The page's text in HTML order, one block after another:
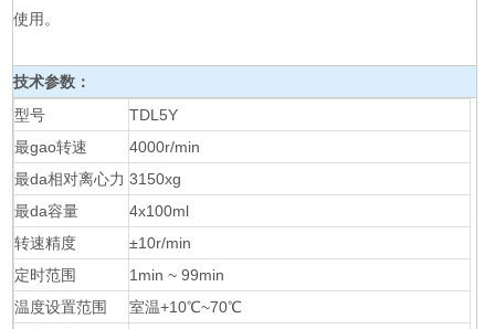
使用。
技术参数：
型号
TDL5Y
最gao转速
4000r/min
最da相对离心力 3150xg
最da容量
4x100ml
转速精度
±10r/min
定时范围
1min ~ 99min
温度设置范围
室温+10℃~70℃